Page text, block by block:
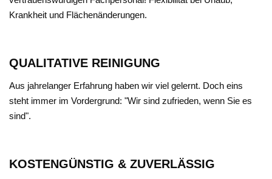
Krankheit und Flächenänderungen.
QUALITATIVE REINIGUNG
Aus jahrelanger Erfahrung haben wir viel gelernt. Doch eins
steht immer im Vordergrund: "Wir sind zufrieden, wenn Sie es
sind".
KOSTENGÜNSTIG & ZUVERLÄSSIG